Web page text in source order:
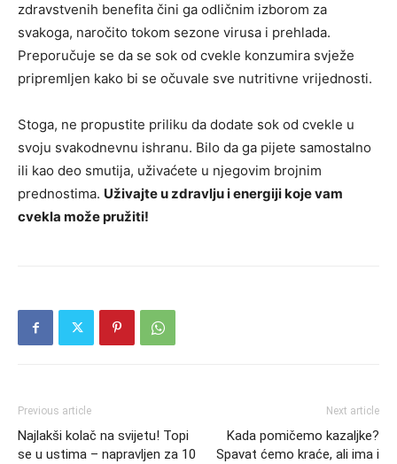
zdravstvenih benefita čini ga odličnim izborom za
svakoga, naročito tokom sezone virusa i prehlada.
Preporučuje se da se sok od cvekle konzumira svježe
pripremljen kako bi se očuvale sve nutritivne vrijednosti.
Stoga, ne propustite priliku da dodate sok od cvekle u
svoju svakodnevnu ishranu. Bilo da ga pijete samostalno
ili kao deo smutija, uživaćete u njegovim brojnim
prednostima. Uživajte u zdravlju i energiji koje vam
cvekla može pružiti!
Previous article
Najlakši kolač na svijetu! Topi
se u ustima – napravljen za 10
Next article
Kada pomičemo kazaljke?
Spavat ćemo kraće, ali ima i